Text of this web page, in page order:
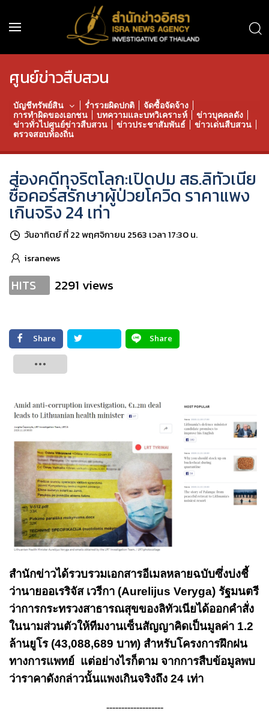
ศูนย์ข่าวสืบสวน
บัญชีทรัพย์สิน ร่ำรวยผิดปกติ
จัดซื้อจัดจ้าง
การทำผิดของเอกชน
บทความและบทวิเคราะห์
ข่าวบุคคลดัง
ข่าวทั่วไปศูนย์ข่าวสืบสวน
ข่าวประชาสัมพันธ์
ข่าวเด่นสืบสวน
ตรวจสอบท้องถิ่น
ส่องคดีทุจริตโลก:เปิดปม สธ.ลิทัวเนีย
ซื้อคอร์สรักษาผู้ป่วยโควิด ราคาแพง
เกินจริง 24 เท่า
วันอาทิตย์ ที่ 22 พฤศจิกายน 2563 เวลา 17:30 น.
isranews
HITS 2291 views
Share
Share
สำนักข่าวได้รวบรวมเอกสารอีเมลหลายฉบับซึ่งบ่งชี้
ว่านายออเรริจัส เวรีกา (Aurelijus Veryga) รัฐมนตรี
ว่าการกระทรวงสาธารณสุขของลิทัวเนียได้ออกคำสั่ง
ในนามส่วนตัวให้ทีมงานเซ็นสัญญาคิดเป็นมูลค่า 1.2
ล้านยูโร (43,088,689 บาท) สำหรับโครงการฝึกฝน
ทางการแพทย์ แต่อย่างไรก็ตาม จากการสืบข้อมูลพบ
ว่าราคาดังกล่าวนั้นแพงเกินจริงถึง 24 เท่า
-------------------